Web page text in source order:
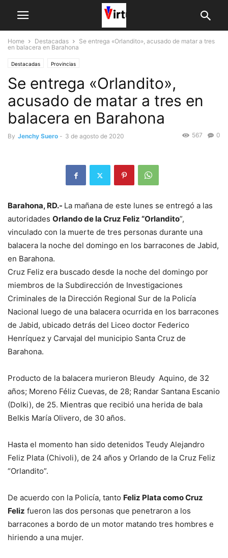
Home Destacadas
Se entrega «Orlandito», acusado de matar a tres
en balacera en Barahona
Destacadas Provincias
Se entrega «Orlandito»,
acusado de matar a tres en
balacera en Barahona
By Jenchy Suero - 3 de agosto de 2020 0
567
Barahona, RD.- La mañana de este lunes se entregó a las
autoridades Orlando de la Cruz Feliz “Orlandito”,
vinculado con la muerte de tres personas durante una
balacera la noche del domingo en los barracones de Jabid,
en Barahona.
Cruz Feliz era buscado desde la noche del domingo por
miembros de la Subdirección de Investigaciones
Criminales de la Dirección Regional Sur de la Policía
Nacional luego de una balacera ocurrida en los barracones
de Jabid, ubicado detrás del Liceo doctor Federico
Henríquez y Carvajal del municipio Santa Cruz de
Barahona.
Producto de la balacera murieron Bleudy Aquino, de 32
años; Moreno Féliz Cuevas, de 28; Randar Santana Escanio
(Dolki), de 25. Mientras que recibió una herida de bala
Belkis María Olivero, de 30 años.
Hasta el momento han sido detenidos Teudy Alejandro
Feliz Plata (Chivoli), de 24 años y Orlando de la Cruz Feliz
“Orlandito”.
De acuerdo con la Policía, tanto Feliz Plata como Cruz
Feliz fueron las dos personas que penetraron a los
barracones a bordo de un motor matando tres hombres e
hiriendo a una mujer.